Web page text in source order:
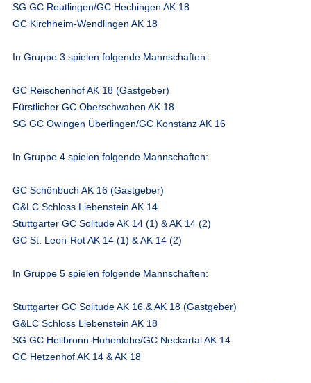
SG GC Reutlingen/GC Hechingen AK 18
GC Kirchheim-Wendlingen AK 18
In Gruppe 3 spielen folgende Mannschaften:
GC Reischenhof AK 18 (Gastgeber)
Fürstlicher GC Oberschwaben AK 18
SG GC Owingen Überlingen/GC Konstanz AK 16
In Gruppe 4 spielen folgende Mannschaften:
GC Schönbuch AK 16 (Gastgeber)
G&LC Schloss Liebenstein AK 14
Stuttgarter GC Solitude AK 14 (1) & AK 14 (2)
GC St. Leon-Rot AK 14 (1) & AK 14 (2)
In Gruppe 5 spielen folgende Mannschaften:
Stuttgarter GC Solitude AK 16 & AK 18 (Gastgeber)
G&LC Schloss Liebenstein AK 18
SG GC Heilbronn-Hohenlohe/GC Neckartal AK 14
GC Hetzenhof AK 14 & AK 18